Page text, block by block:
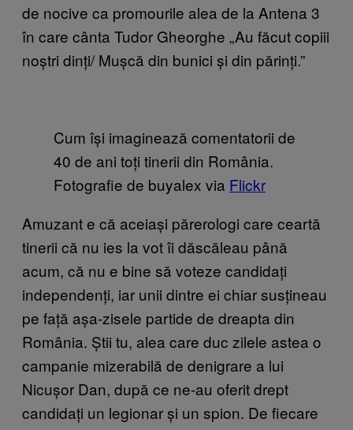
de nocive ca promourile alea de la Antena 3
în care cânta Tudor Gheorghe „Au făcut copiii
noștri dinți/ Mușcă din bunici și din părinți.”
Cum își imaginează comentatorii de
40 de ani toți tinerii din România.
Fotografie de buyalex via Flickr
Amuzant e că aceiași părerologi care ceartă
tinerii că nu ies la vot îi dăscăleau până
acum, că nu e bine să voteze candidați
independenți, iar unii dintre ei chiar susțineau
pe față așa-zisele partide de dreapta din
România. Știi tu, alea care duc zilele astea o
campanie mizerabilă de denigrare a lui
Nicușor Dan, după ce ne-au oferit drept
candidați un legionar și un spion. De fiecare